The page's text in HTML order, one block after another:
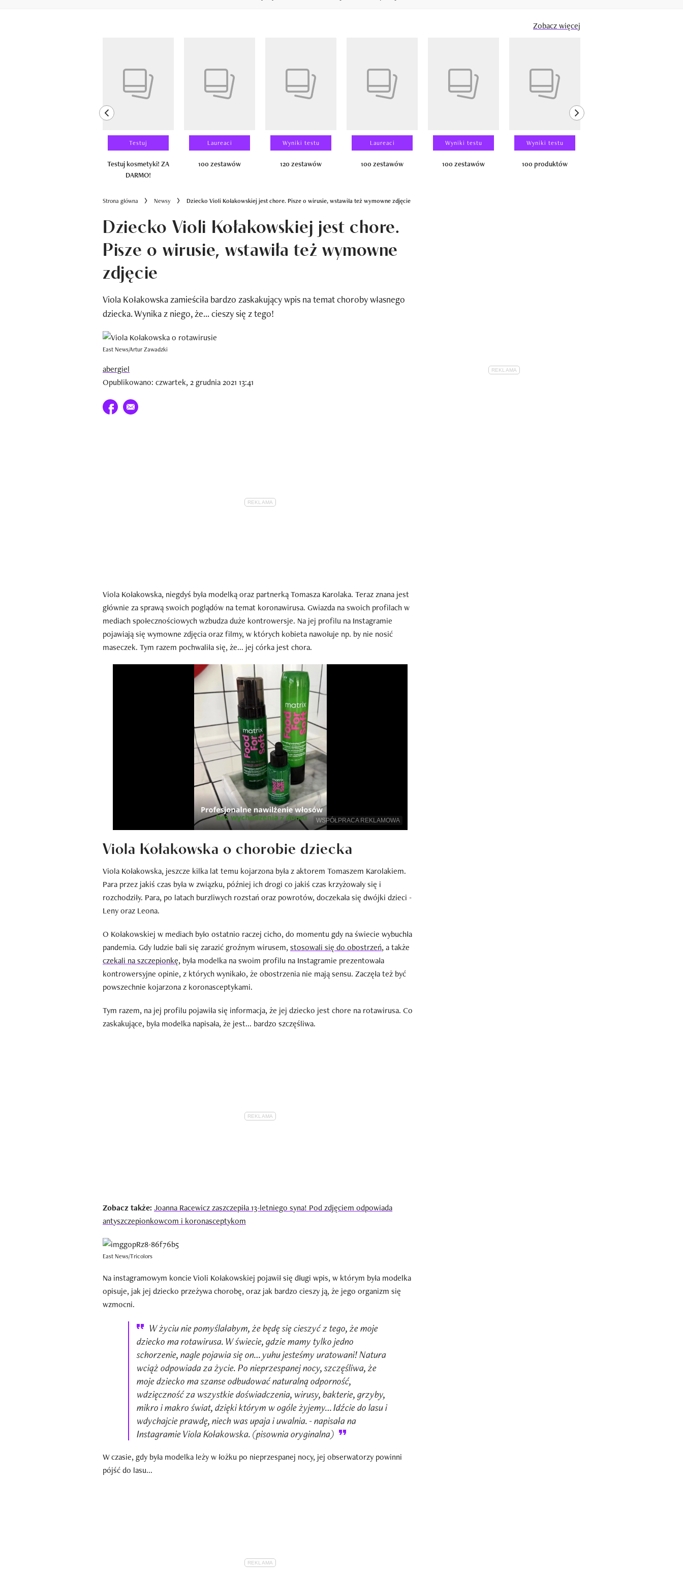
Zobacz więcej
previous element
Testuj
Testuj kosmetyki! ZA
DARMO!
Laureaci
100 zestawów
Wyniki testu
120 zestawów
Laureaci
100 zestawów
Wyniki testu
100 zestawów
Wyniki testu
100 produktów
next element
Strona główna Newsy Dziecko Violi Kołakowskiej jest chore. Pisze o wirusie, wstawiła też wymowne zdjęcie
Dziecko Violi Kołakowskiej jest chore.
Pisze o wirusie, wstawiła też wymowne
zdjęcie
Viola Kołakowska zamieściła bardzo zaskakujący wpis na temat choroby własnego
dziecka. Wynika z niego, że... cieszy się z tego!
East News/Artur Zawadzki
abergiel
Opublikowano: czwartek, 2 grudnia 2021 13:41
Udostępnij na facebook
E-mail do przyjaciela
Viola Kołakowska, niegdyś była modelką oraz partnerką Tomasza Karolaka. Teraz znana jest
głównie za sprawą swoich poglądów na temat koronawirusa. Gwiazda na swoich profilach w
mediach społecznościowych wzbudza duże kontrowersje. Na jej profilu na Instagramie
pojawiają się wymowne zdjęcia oraz filmy, w których kobieta nawołuje np. by nie nosić
maseczek. Tym razem pochwaliła się, że... jej córka jest chora.
WSPÓŁPRACA REKLAMOWA
Viola Kołakowska o chorobie dziecka
Viola Kołakowska, jeszcze kilka lat temu kojarzona była z aktorem Tomaszem Karolakiem.
Para przez jakiś czas była w związku, później ich drogi co jakiś czas krzyżowały się i
rozchodziły. Para, po latach burzliwych rozstań oraz powrotów, doczekała się dwójki dzieci -
Leny oraz Leona.
O Kołakowskiej w mediach było ostatnio raczej cicho, do momentu gdy na świecie wybuchła
pandemia. Gdy ludzie bali się zarazić groźnym wirusem,stosowali się do obostrzeń, a także
czekali na szczepionkę, była modelka na swoim profilu na Instagramie prezentowała
kontrowersyjne opinie, z których wynikało, że obostrzenia nie mają sensu. Zaczęła też być
powszechnie kojarzona z koronasceptykami.
Tym razem, na jej profilu pojawiła się informacja, że jej dziecko jest chore na rotawirusa. Co
zaskakujące, była modelka napisała, że jest... bardzo szczęśliwa.
Zobacz także: Joanna Racewicz zaszczepiła 13-letniego syna! Pod zdjęciem odpowiada
antyszczepionkowcom i koronasceptykom
East News/Tricolors
Na instagramowym koncie Violi Kołakowskiej pojawił się długi wpis, w którym była modelka
opisuje, jak jej dziecko przeżywa chorobę, oraz jak bardzo cieszy ją, że jego organizm się
wzmocni.
W życiu nie pomyślałabym, że będę się cieszyć z tego, że moje
dziecko ma rotawirusa. W świecie, gdzie mamy tylko jedno
schorzenie, nagle pojawia się on… yuhu jesteśmy uratowani! Natura
wciąż odpowiada za życie. Po nieprzespanej nocy, szczęśliwa, że
moje dziecko ma szanse odbudować naturalną odporność,
wdzięczność za wszystkie doświadczenia, wirusy, bakterie, grzyby,
mikro i makro świat, dzięki którym w ogóle żyjemy… Idźcie do lasu i
wdychajcie prawdę, niech was upaja i uwalnia. - napisała na
Instagramie Viola Kołakowska. (pisownia oryginalna)
W czasie, gdy była modelka leży w łożku po nieprzespanej nocy, jej obserwatorzy powinni
pójść do lasu...